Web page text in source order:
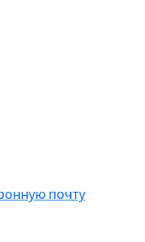
почту